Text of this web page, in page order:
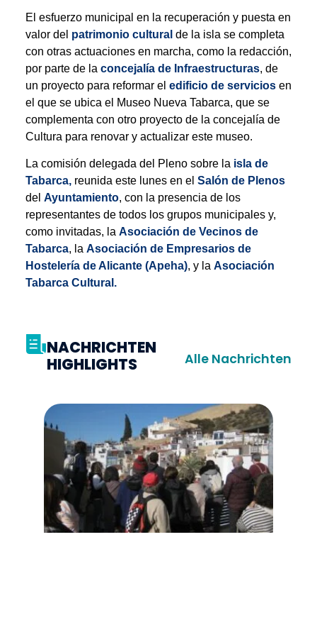
El esfuerzo municipal en la recuperación y puesta en
valor del patrimonio cultural de la isla se completa
con otras actuaciones en marcha, como la redacción,
por parte de la concejalía de Infraestructuras, de
un proyecto para reformar el edificio de servicios en
el que se ubica el Museo Nueva Tabarca, que se
complementa con otro proyecto de la concejalía de
Cultura para renovar y actualizar este museo.
La comisión delegada del Pleno sobre la isla de
Tabarca, reunida este lunes en el Salón de Plenos
del Ayuntamiento, con la presencia de los
representantes de todos los grupos municipales y,
como invitadas, la Asociación de Vecinos de
Tabarca, la Asociación de Empresarios de
Hostelería de Alicante (Apeha), y la Asociación
Tabarca Cultural.
NACHRICHTEN
HIGHLIGHTS
Alle Nachrichten